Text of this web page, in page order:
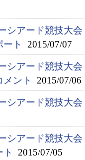
シアード競技大
ト
2015/07/07
シアード競技大
ント
2015/07/06
シアード競技大
シアード競技大
2015/07/05